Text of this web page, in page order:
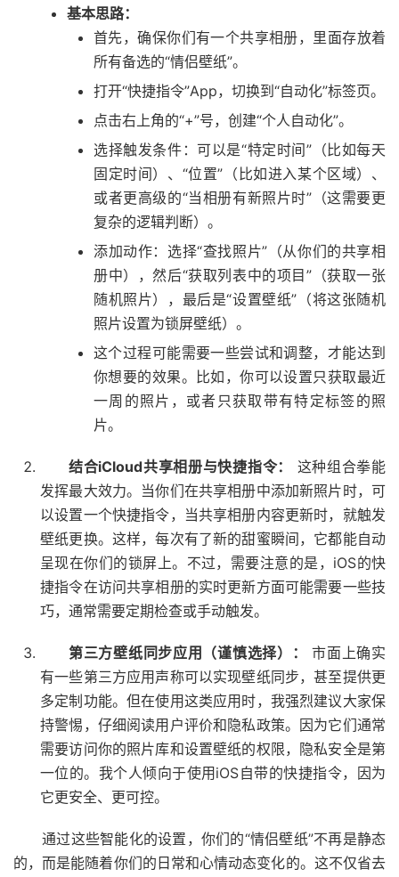
基本思路：
首先，确保你们有一个共享相册，里面存放着
所有备选的“情侣壁纸”。
打开“快捷指令”App，切换到“自动化”标签页。
点击右上角的“+”号，创建“个人自动化”。
选择触发条件：可以是“特定时间”（比如每天
固定时间）、“位置”（比如进入某个区域）、
或者更高级的“当相册有新照片时”（这需要更
复杂的逻辑判断）。
添加动作：选择“查找照片”（从你们的共享相
册中），然后“获取列表中的项目”（获取一张
随机照片），最后是“设置壁纸”（将这张随机
照片设置为锁屏壁纸）。
这个过程可能需要一些尝试和调整，才能达到
你想要的效果。比如，你可以设置只获取最近
一周的照片，或者只获取带有特定标签的照
片。
结合iCloud共享相册与快捷指令：
这种组合拳能
发挥最大效力。当你们在共享相册中添加新照片时，可
以设置一个快捷指令，当共享相册内容更新时，就触发
壁纸更换。这样，每次有了新的甜蜜瞬间，它都能自动
呈现在你们的锁屏上。不过，需要注意的是，iOS的快
捷指令在访问共享相册的实时更新方面可能需要一些技
巧，通常需要定期检查或手动触发。
第三方壁纸同步应用（谨慎选择）：
市面上确实
有一些第三方应用声称可以实现壁纸同步，甚至提供更
多定制功能。但在使用这类应用时，我强烈建议大家保
持警惕，仔细阅读用户评价和隐私政策。因为它们通常
需要访问你的照片库和设置壁纸的权限，隐私安全是第
一位的。我个人倾向于使用iOS自带的快捷指令，因为
它更安全、更可控。
通过这些智能化的设置，你们的“情侣壁纸”不再是静态
的，而是能随着你们的日常和心情动态变化的。这不仅省去